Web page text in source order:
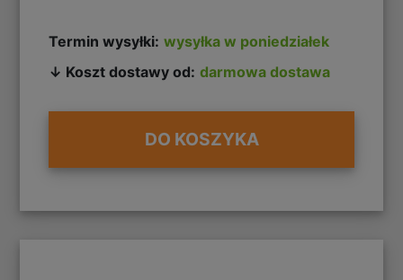
Termin wysyłki: wysyłka w poniedziałek
↓ Koszt dostawy od: darmowa dostawa
DO KOSZYKA